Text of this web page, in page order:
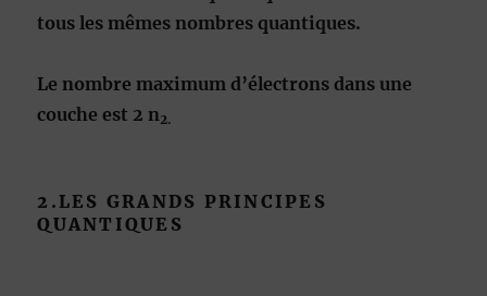
tous les mêmes nombres quantiques.
Le nombre maximum d’électrons dans une
couche est 2 n2.
2.LES GRANDS PRINCIPES
QUANTIQUES